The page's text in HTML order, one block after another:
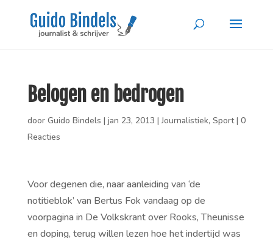
Belogen en bedrogen
door Guido Bindels | jan 23, 2013 |Journalistiek, Sport| 0
Reacties
Voor degenen die, naar aanleiding van ‘de
notitieblok’ van Bertus Fok vandaag op de
voorpagina in De Volkskrant over Rooks, Theunisse
en doping, terug willen lezen hoe het indertijd was